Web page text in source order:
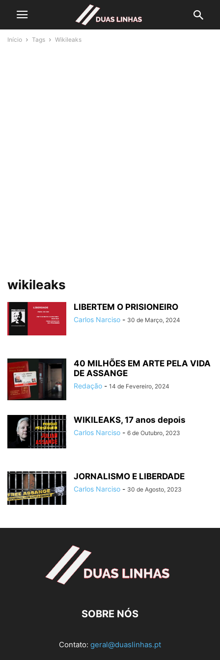
Início Tags Wikileaks
wikileaks
LIBERTEM O PRISIONEIRO
Carlos Narciso - 30 de Março, 2024
40 MILHÕES EM ARTE PELA VIDA
DE ASSANGE
Redação - 14 de Fevereiro, 2024
WIKILEAKS, 17 anos depois
Carlos Narciso - 6 de Outubro, 2023
JORNALISMO E LIBERDADE
Carlos Narciso - 30 de Agosto, 2023
SOBRE NÓS
Contato: geral@duaslinhas.pt